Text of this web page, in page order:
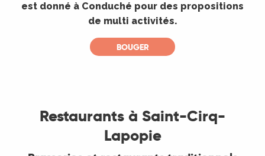
est donné à Conduché pour des propositions
de multi activités.
BOUGER
Restaurants à Saint-Cirq-
Lapopie